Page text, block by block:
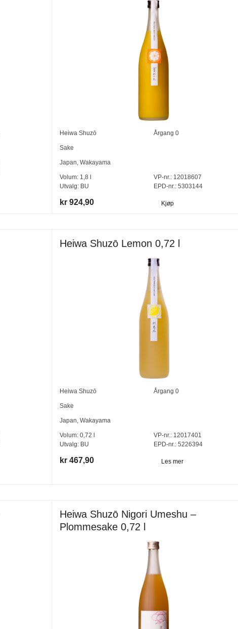
Heiwa Shuzō Årgang0
Sake
Japan,Wakayama
Volum: 1,8
Utvalg: BU
VP-nr.: 12018607
EPD-nr.: 5303144
kr 924,90 Kjøp
Heiwa Shuzō Lemon 0,72 l
Heiwa Shuzō Årgang0
Sake
Japan,Wakayama
Volum:0,72 l
Utvalg: BU
VP-nr.: 12017401
EPD-nr.: 5226394
kr 467,90 Les mer
Heiwa Shuzō Nigori Umeshu –
Plommesake 0,72 l